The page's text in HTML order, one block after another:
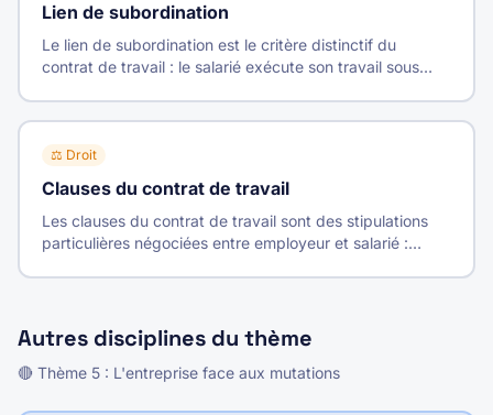
Lien de subordination
Le lien de subordination est le critère distinctif du
contrat de travail : le salarié exécute son travail sous
⚖️ Droit
Clauses du contrat de travail
Les clauses du contrat de travail sont des stipulations
particulières négociées entre employeur et salarié :
Autres disciplines du thème
🔴 Thème 5 : L'entreprise face aux mutations